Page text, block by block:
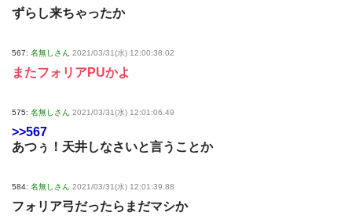
ずらし来ちゃったか
567: 名無しさん 2021/03/31(水) 12:00:38.02
またフォリアPUかよ
575: 名無しさん 2021/03/31(水) 12:01:06.49
>>567
あつぅ！天井しなさいと言うことか
584: 名無しさん 2021/03/31(水) 12:01:39.88
フォリア弓だったらまだマシか